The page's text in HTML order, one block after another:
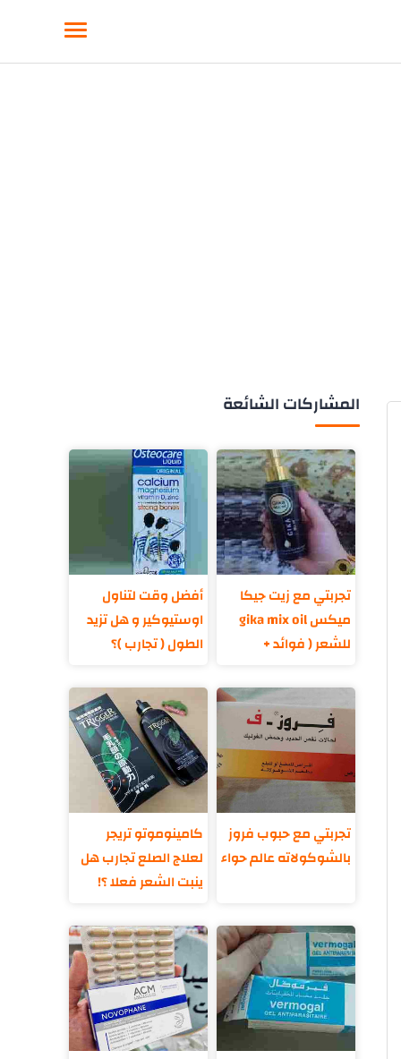
المشاركات الشائعة
تجربتي مع زيت جيكا
ميكس gika mix oil
للشعر ( فوائد +
أفضل وقت لتناول
اوستيوكير و هل تزيد
الطول ( تجارب )؟
تجربتي مع حبوب فروز
بالشوكولاته عالم حواء
كامينوموتو تريجر
لعلاج الصلع تجارب هل
ينبت الشعر فعلا ؟!